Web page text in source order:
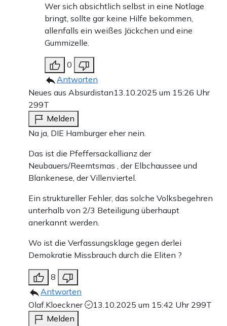
Wer sich absichtlich selbst in eine Notlage
bringt, sollte gar keine Hilfe bekommen,
allenfalls ein weißes Jäckchen und eine
Gummizelle.
0
Antworten
Neues aus Absurdistan13.10.2025 um 15:26 Uhr
299T
Melden
Na ja, DIE Hamburger eher nein.
Das ist die Pfeffersackallianz der
Neubauers/Reemtsmas , der Elbchaussee und
Blankenese, der Villenviertel.
Ein struktureller Fehler, das solche Volksbegehren
unterhalb von 2/3 Beteiligung überhaupt
anerkannt werden.
Wo ist die Verfassungsklage gegen derlei
Demokratie Missbrauch durch die Eliten ?
8
Antworten
Olaf.Kloeckner
13.10.2025 um 15:42 Uhr 299T
Melden